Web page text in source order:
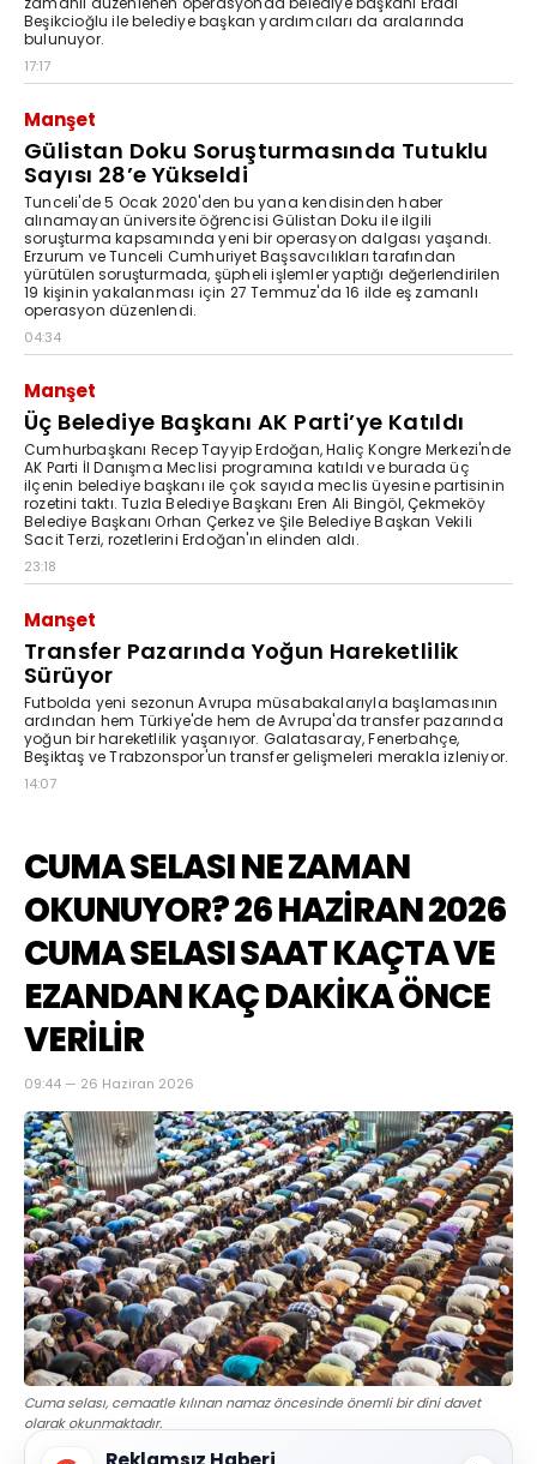
Beşikcioğlu ile belediye başkan yardımcıları da aralarında
bulunuyor.
17:17
Manşet
Gülistan Doku Soruşturmasında Tutuklu
Sayısı 28’e Yükseldi
Tunceli'de 5 Ocak 2020'den bu yana kendisinden haber
alınamayan üniversite öğrencisi Gülistan Doku ile ilgili
soruşturma kapsamında yeni bir operasyon dalgası yaşandı.
Erzurum ve Tunceli Cumhuriyet Başsavcılıkları tarafından
yürütülen soruşturmada, şüpheli işlemler yaptığı değerlendirilen
19 kişinin yakalanması için 27 Temmuz'da 16 ilde eş zamanlı
operasyon düzenlendi.
04:34
Manşet
Üç Belediye Başkanı AK Parti’ye Katıldı
Cumhurbaşkanı Recep Tayyip Erdoğan, Haliç Kongre Merkezi'nde
AK Parti İl Danışma Meclisi programına katıldı ve burada üç
ilçenin belediye başkanı ile çok sayıda meclis üyesine partisinin
rozetini taktı. Tuzla Belediye Başkanı Eren Ali Bingöl, Çekmeköy
Belediye Başkanı Orhan Çerkez ve Şile Belediye Başkan Vekili
Sacit Terzi, rozetlerini Erdoğan'ın elinden aldı.
23:18
Manşet
Transfer Pazarında Yoğun Hareketlilik
Sürüyor
Futbolda yeni sezonun Avrupa müsabakalarıyla başlamasının
ardından hem Türkiye'de hem de Avrupa'da transfer pazarında
yoğun bir hareketlilik yaşanıyor. Galatasaray, Fenerbahçe,
Beşiktaş ve Trabzonspor'un transfer gelişmeleri merakla izleniyor.
14:07